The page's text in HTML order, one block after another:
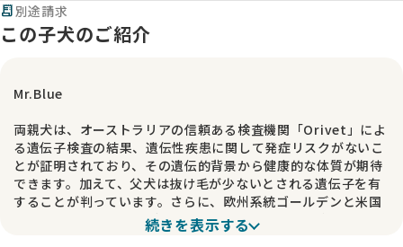
receipt_long 別途請求
この子犬のご紹介
Mr.Blue
両親犬は、オーストラリアの信頼ある検査機関「Orivet」によ
る遺伝子検査の結果、遺伝性疾患に関して発症リスクがないこ
とが証明されており、その遺伝的背景から健康的な体質が期待
できます。加えて、父犬は抜け毛が少ないとされる遺伝子を有
することが判っています。さらに、欧州系統ゴールデンと米国
系統ゴールデンのハイブリッドであるため、遺伝的多様性に富
み、健やかな成長が期待されます。
続きを表示する